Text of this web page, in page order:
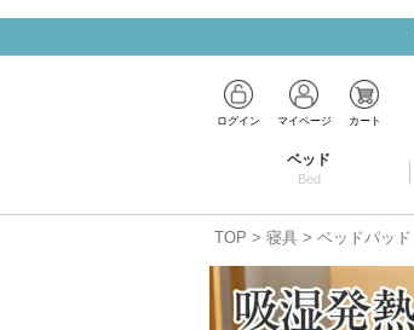
ログイン マイページ カート
ベッド
Bed
TOP 寝具 ベッドパッド